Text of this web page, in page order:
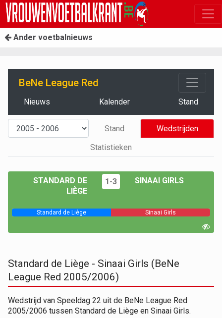
Ander voetbalnieuws
BeNe League Red
Nieuws Kalender Stand
Stand
Wedstrijden
Statistieken
STANDARD DE
LIÈGE
1-3 SINAAI GIRLS
Standard de Liège Sinaai Girls
Standard de Liège - Sinaai Girls (BeNe
League Red 2005/2006)
Wedstrijd van Speeldag 22 uit de BeNe League Red
2005/2006 tussen Standard de Liège en Sinaai Girls.